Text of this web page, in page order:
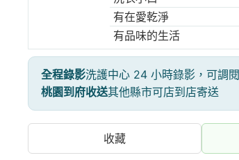
有在愛乾淨
有品味的生活
全程錄影洗護中心 24 小時錄影，可調閱
桃園到府收送其他縣市可店到店寄送
收藏